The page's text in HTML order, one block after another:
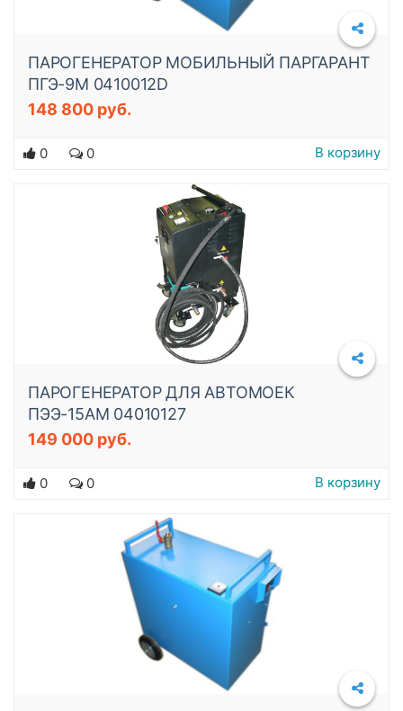
ПАРОГЕНЕРАТОР МОБИЛЬНЫЙ ПАРГАРАНТ
ПГЭ-9М 0410012D
148 800 руб.
0 0 В корзину
ПАРОГЕНЕРАТОР ДЛЯ АВТОМОЕК
ПЭЭ-15АМ 04010127
149 000 руб.
0 0 В корзину